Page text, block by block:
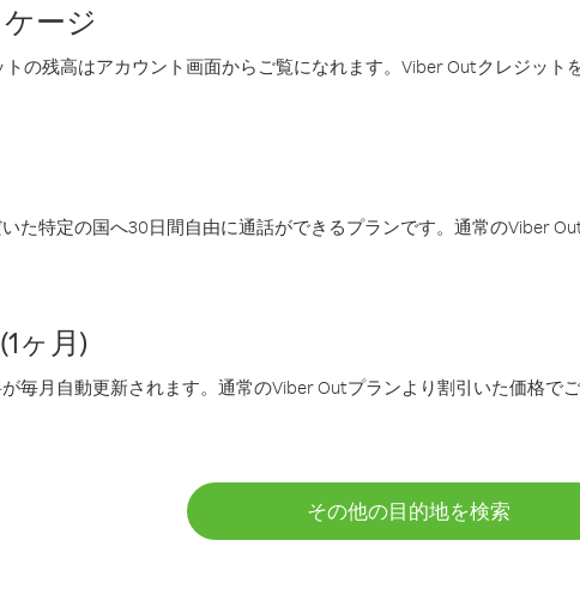
ージ
の残高はアカウント画面からご覧になれます。Viber Outクレジット
た特定の国へ30日間自由に通話ができるプランです。通常のViber
ヶ月)
毎月自動更新されます。通常のViber Outプランより割引いた価格でご
その他の目的地を検索